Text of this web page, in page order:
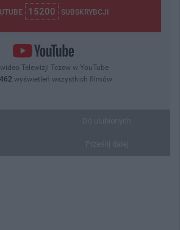
15200 SUBSKRYBCJI
Telewizji Tczew w YouTube
wyświetleń wszystkich filmów